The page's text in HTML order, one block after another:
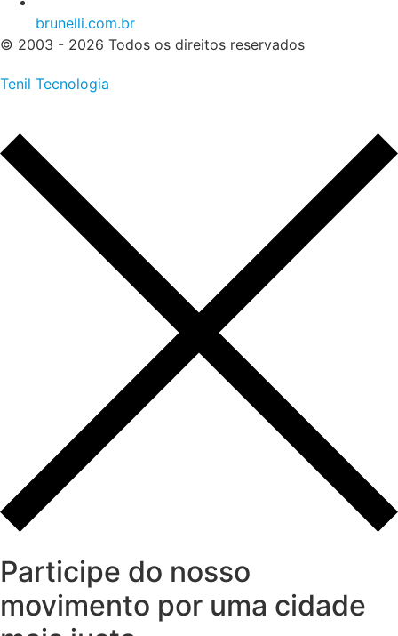
brunelli.com.br
© 2003 - 2026 Todos os direitos reservados
Tenil Tecnologia
Participe do nosso
movimento por uma cidade